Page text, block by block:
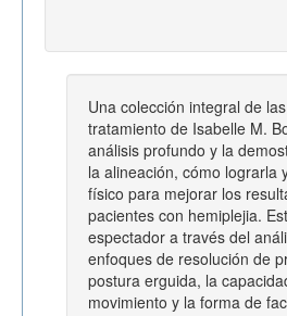
Una colección integral de
tratamiento de Isabelle M.
análisis profundo y la
la alineación, cómo lograrla
físico para mejorar los
pacientes con hemiplejia.
espectador a través del
enfoques de resolución de
postura erguida, la
movimiento y la forma de